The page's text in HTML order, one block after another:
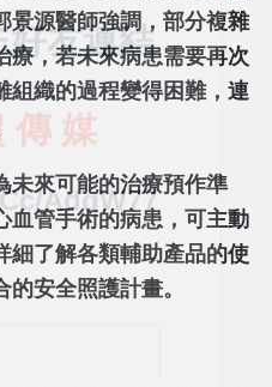
景源醫師強調，部分複雜
療，若未來病患需要再次
組織的過程變得困難，連
未來可能的治療預作準
血管手術的病患，可主動
細了解各類輔助產品的使
安全照護計畫。